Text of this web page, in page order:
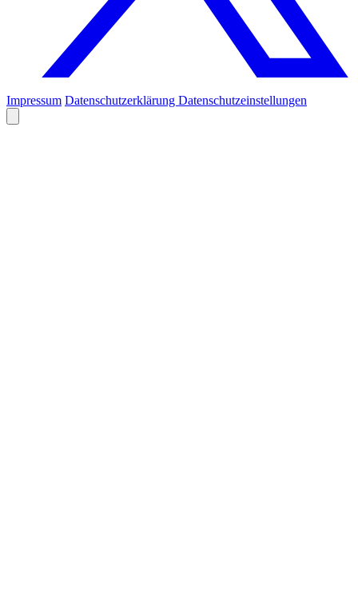
Impressum Datenschutzerklärung Datenschutzeinstellungen